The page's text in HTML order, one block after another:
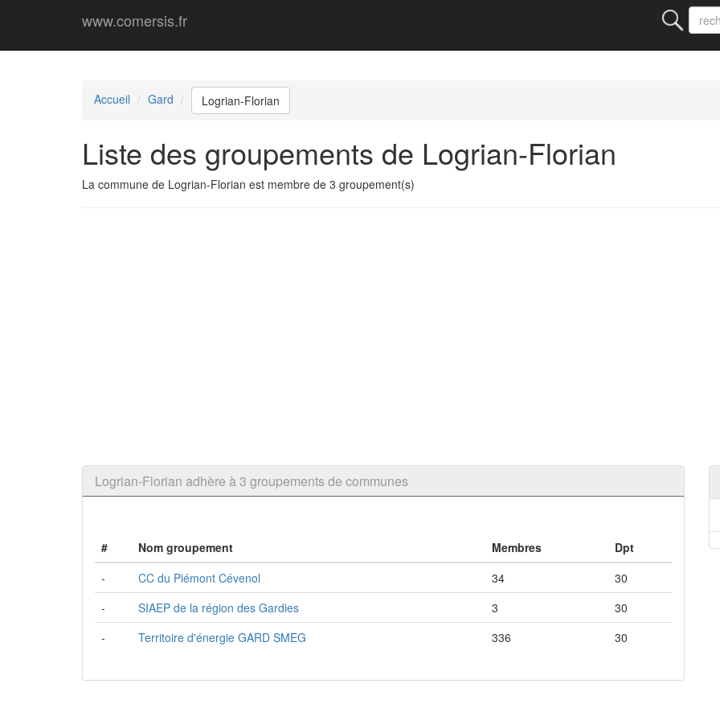
www.comersis.fr
Accueil Gard Logrian-Florian
Liste des groupements de Logrian-Florian
La commune de Logrian-Florian est membre de 3 groupement(s)
Logrian-Florian adhère à 3 groupements de communes
# Nom groupement Membres
Dpt
-
CC du Piémont Cévenol 34
30
-
SIAEP de la région des Gardies 3
30
-
Territoire d'énergie GARD SMEG 336 30